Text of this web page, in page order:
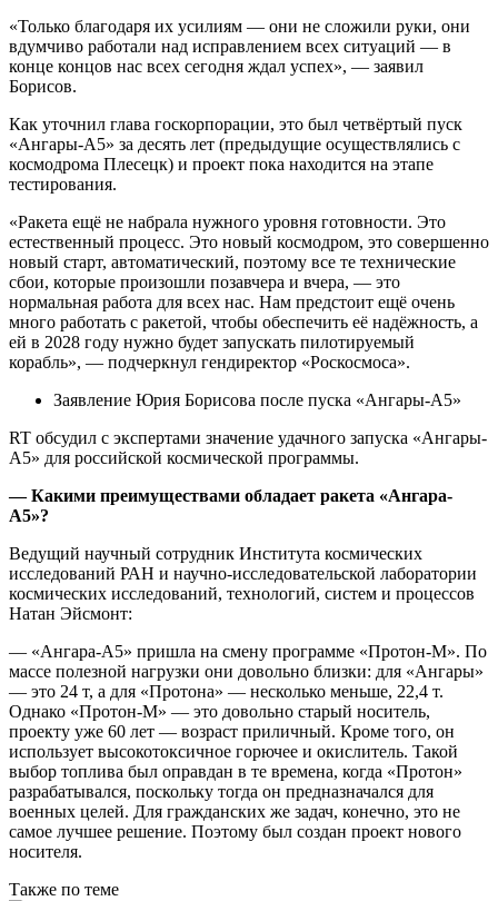
«Только благодаря их усилиям — они не сложили руки, они
вдумчиво работали над исправлением всех ситуаций — в
конце концов нас всех сегодня ждал успех», — заявил
Борисов.
Как уточнил глава госкорпорации, это был четвёртый пуск
«Ангары-А5» за десять лет (предыдущие осуществлялись с
космодрома Плесецк) и проект пока находится на этапе
тестирования.
«Ракета ещё не набрала нужного уровня готовности. Это
естественный процесс. Это новый космодром, это совершенно
новый старт, автоматический, поэтому все те технические
сбои, которые произошли позавчера и вчера, — это
нормальная работа для всех нас. Нам предстоит ещё очень
много работать с ракетой, чтобы обеспечить её надёжность, а
ей в 2028 году нужно будет запускать пилотируемый
корабль», — подчеркнул гендиректор «Роскосмоса».
Заявление Юрия Борисова после пуска «Ангары-А5»
RT обсудил с экспертами значение удачного запуска «Ангары-
А5» для российской космической программы.
— Какими преимуществами обладает ракета «Ангара-
А5»?
Ведущий научный сотрудник Института космических
исследований РАН и научно-исследовательской лаборатории
космических исследований, технологий, систем и процессов
Натан Эйсмонт:
— «Ангара-А5» пришла на смену программе «Протон-М». По
массе полезной нагрузки они довольно близки: для «Ангары»
— это 24 т, а для «Протона» — несколько меньше, 22,4 т.
Однако «Протон-М» — это довольно старый носитель,
проекту уже 60 лет — возраст приличный. Кроме того, он
использует высокотоксичное горючее и окислитель. Такой
выбор топлива был оправдан в те времена, когда «Протон»
разрабатывался, поскольку тогда он предназначался для
военных целей. Для гражданских же задач, конечно, это не
самое лучшее решение. Поэтому был создан проект нового
носителя.
Также по теме